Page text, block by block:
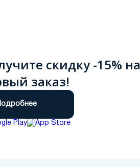
скидку -15% на
заказ!